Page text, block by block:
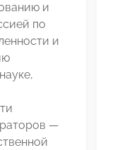
и
по
и
—